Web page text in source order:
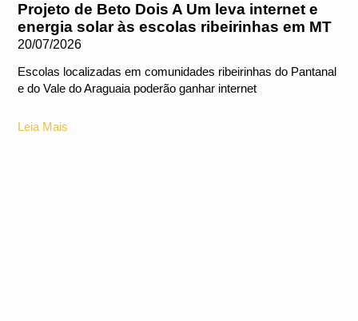
Projeto de Beto Dois A Um leva internet e
energia solar às escolas ribeirinhas em MT
20/07/2026
Escolas localizadas em comunidades ribeirinhas do Pantanal
e do Vale do Araguaia poderão ganhar internet
Leia Mais